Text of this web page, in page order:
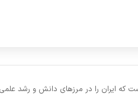
که ایران را در مرزهای دانش و رشد